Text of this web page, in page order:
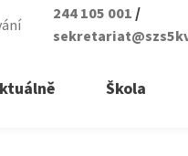
Škola
244 105 001/